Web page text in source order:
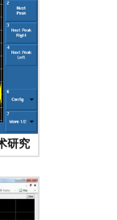
信系统复杂度的
研究